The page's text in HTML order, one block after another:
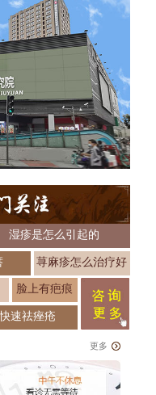
湿疹是怎么引起的
荨麻疹怎么治疗好
脸上有疤痕
快速祛痤疮
更多